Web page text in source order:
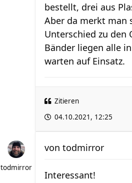
bestellt, drei aus
Aber da merkt man
Unterschied zu den
Bänder liegen alle
warten auf Einsatz.
Zitieren
04.10.2021, 12:25
todmirror
von todmirror
Interessant!